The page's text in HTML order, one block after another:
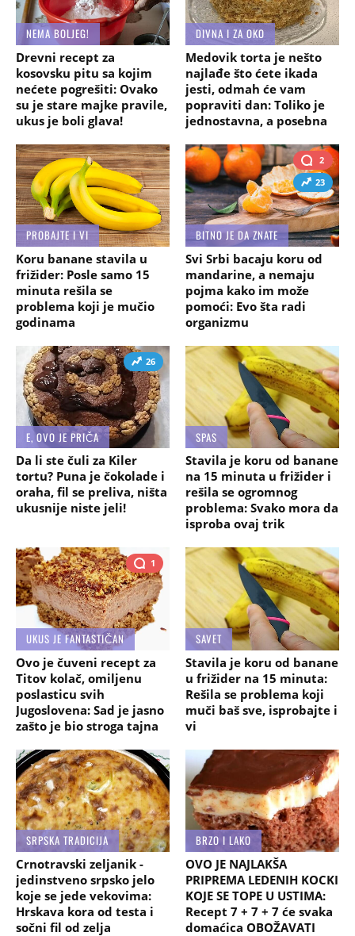
NEMA BOLJEG!
Drevni recept za
kosovsku pitu sa kojim
nećete pogrešiti: Ovako
su je stare majke pravile,
ukus je boli glava!
DIVNA I ZA OKO
Medovik torta je nešto
najlađe što ćete ikada
jesti, odmah će vam
popraviti dan: Toliko je
jednostavna, a posebna
PROBAJTE I VI
Koru banane stavila u
frižider: Posle samo 15
minuta rešila se
problema koji je mučio
godinama
2
23
BITNO JE DA ZNATE
Svi Srbi bacaju koru od
mandarine, a nemaju
pojma kako im može
pomoći: Evo šta radi
organizmu
26
E, OVO JE PRIČA
Da li ste čuli za Kiler
tortu? Puna je čokolade i
oraha, fil se preliva, ništa
ukusnije niste jeli!
SPAS
Stavila je koru od banane
na 15 minuta u frižider i
rešila se ogromnog
problema: Svako mora da
isproba ovaj trik
1
UKUS JE FANTASTIČAN
Ovo je čuveni recept za
Titov kolač, omiljenu
poslasticu svih
Jugoslovena: Sad je jasno
zašto je bio stroga tajna
SAVET
Stavila je koru od banane
u frižider na 15 minuta:
Rešila se problema koji
muči baš sve, isprobajte i
vi
SRPSKA TRADICIJA
Crnotravski zeljanik -
jedinstveno srpsko jelo
koje se jede vekovima:
Hrskava kora od testa i
sočni fil od zelja
BRZO I LAKO
OVO JE NAJLAKŠA
PRIPREMA LEDENIH KOCKI
KOJE SE TOPE U USTIMA:
Recept 7 + 7 + 7 će svaka
domaćica OBOŽAVATI